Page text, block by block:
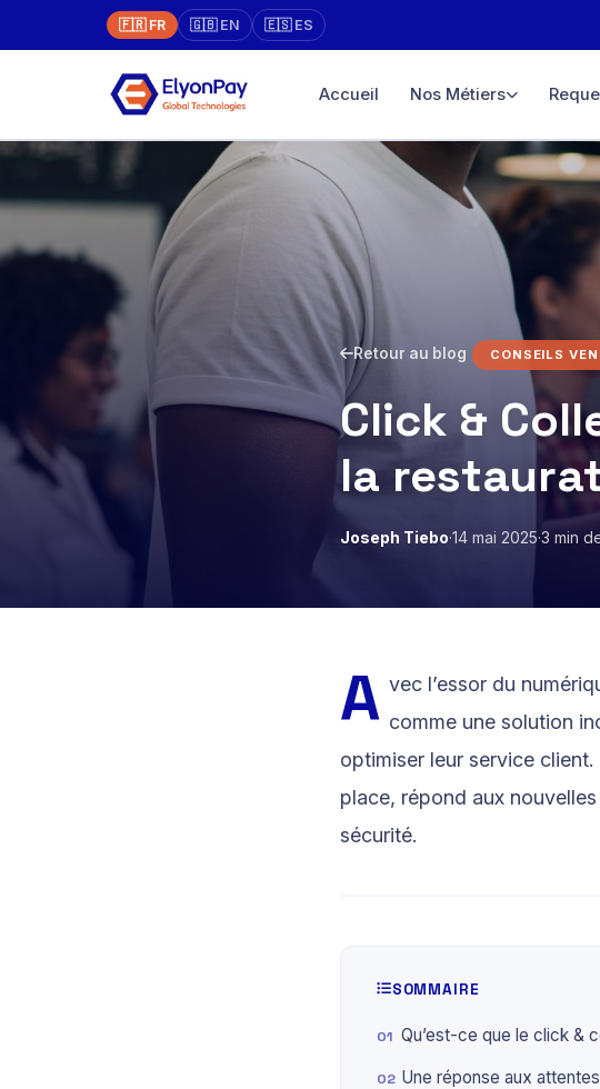
🇫🇷 FR 🇬🇧 EN 🇪🇸 ES
Accueil Nos Métiers
Marketplace
Boutique en ligne &
Paiement unifié
XAF, EUR, USD, GBP…
Terminal Virtuel
Physique → en ligne &
face à face
Diaspora
Payez directement,
Cameroun
Retour au blog CONSEILS
Click &
la
Joseph Tiebo·14 mai 2025·3 min
A vec l’essor du
comme une solution
optimiser leur service
place, répond aux
sécurité.
SOMMAIRE
Qu’est-ce que le click &
Une réponse aux